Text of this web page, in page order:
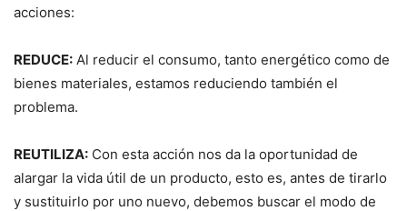
acciones:
REDUCE: Al reducir el consumo, tanto energético como de
bienes materiales, estamos reduciendo también el
problema.
REUTILIZA: Con esta acción nos da la oportunidad de
alargar la vida útil de un producto, esto es, antes de tirarlo
y sustituirlo por uno nuevo, debemos buscar el modo de